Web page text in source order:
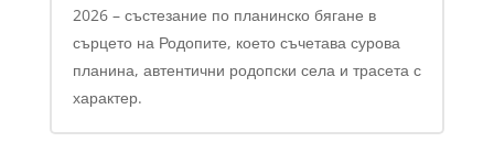
2026 – състезание по планинско бягане в
сърцето на Родопите, което съчетава сурова
планина, автентични родопски села и трасета с
характер.